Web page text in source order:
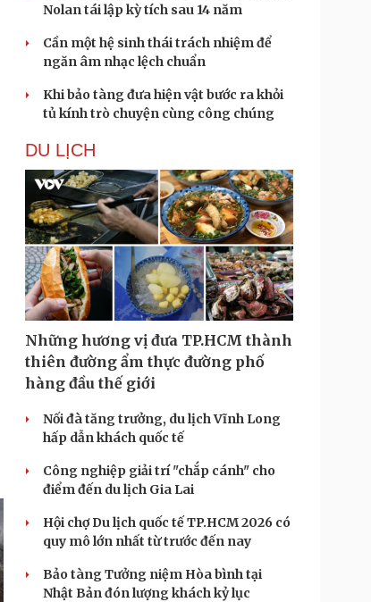
Nolan tái lập kỳ tích sau 14 năm
Cần một hệ sinh thái trách nhiệm để
ngăn âm nhạc lệch chuẩn
Khi bảo tàng đưa hiện vật bước ra khỏi
tủ kính trò chuyện cùng công chúng
DU LỊCH
Những hương vị đưa TP.HCM thành
thiên đường ẩm thực đường phố
hàng đầu thế giới
Nối đà tăng trưởng, du lịch Vĩnh Long
hấp dẫn khách quốc tế
Công nghiệp giải trí "chắp cánh" cho
điểm đến du lịch Gia Lai
Hội chợ Du lịch quốc tế TP.HCM 2026 có
quy mô lớn nhất từ trước đến nay
Bảo tàng Tưởng niệm Hòa bình tại
Nhật Bản đón lượng khách kỷ lục